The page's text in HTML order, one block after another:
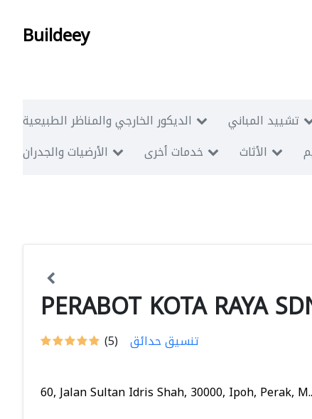
Buildeey
الديكور الخارجي والمناظر الطبيعية تشييد المباني
الأرضيات والجدران
خدمات أخرى الأثاث
PERABOT KOTA RAYA
(5) تنسيق حدائق
60, Jalan Sultan Idris Shah, 30000, Ipoh, Perak,